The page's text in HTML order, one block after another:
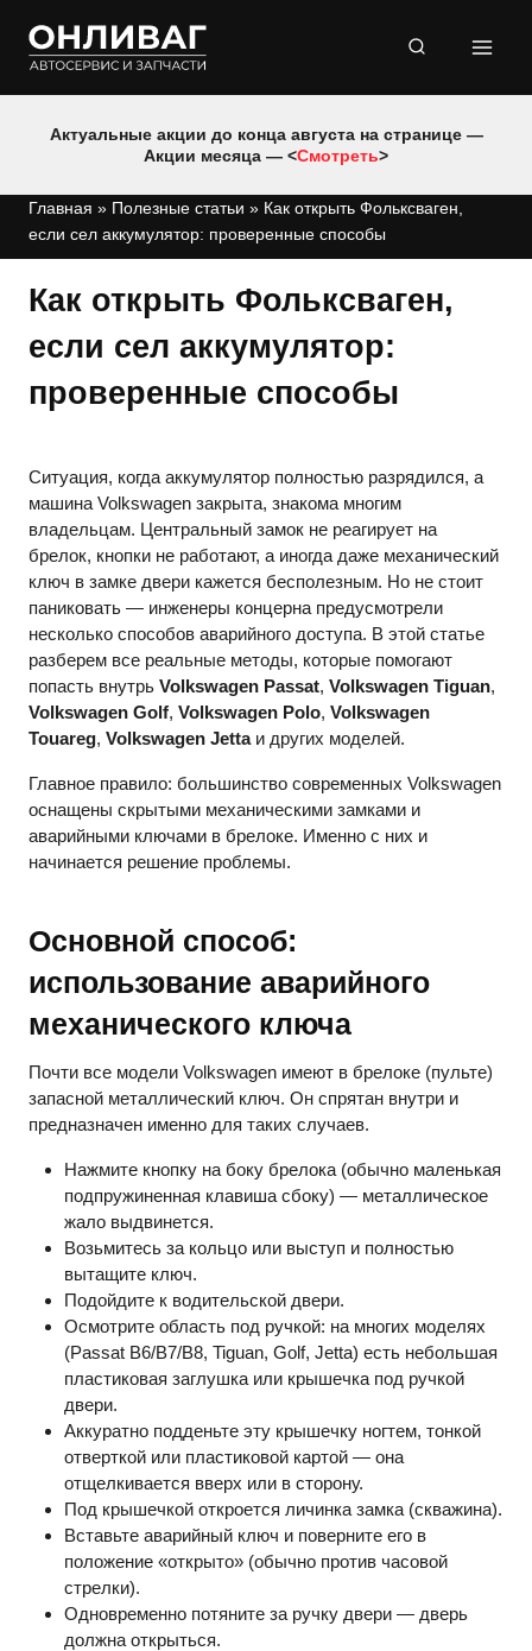
содержимому
Актуальные акции до конца августа на странице —
Акции месяца — <Смотреть>
Главная » Полезные статьи » Как открыть Фольксваген,
если сел аккумулятор: проверенные способы
Как открыть Фольксваген,
если сел аккумулятор:
проверенные способы
Ситуация, когда аккумулятор полностью разрядился, а
машина Volkswagen закрыта, знакома многим
владельцам. Центральный замок не реагирует на
брелок, кнопки не работают, а иногда даже механический
ключ в замке двери кажется бесполезным. Но не стоит
паниковать — инженеры концерна предусмотрели
несколько способов аварийного доступа. В этой статье
разберем все реальные методы, которые помогают
попасть внутрь Volkswagen Passat, Volkswagen Tiguan,
Volkswagen Golf, Volkswagen Polo, Volkswagen
Touareg, Volkswagen Jettaи других моделей.
Главное правило: большинство современных Volkswagen
оснащены скрытыми механическими замками и
аварийными ключами в брелоке. Именно с них и
начинается решение проблемы.
Основной способ:
использование аварийного
механического ключа
Почти все модели Volkswagen имеют в брелоке (пульте)
запасной металлический ключ. Он спрятан внутри и
предназначен именно для таких случаев.
Нажмите кнопку на боку брелока (обычно маленькая
подпружиненная клавиша сбоку) — металлическое
жало выдвинется.
Возьмитесь за кольцо или выступ и полностью
вытащите ключ.
Подойдите к водительской двери.
Осмотрите область под ручкой: на многих моделях
(Passat B6/B7/B8, Tiguan, Golf, Jetta) есть небольшая
пластиковая заглушка или крышечка под ручкой
двери.
Аккуратно подденьте эту крышечку ногтем, тонкой
отверткой или пластиковой картой — она
отщелкивается вверх или в сторону.
Под крышечкой откроется личинка замка (скважина).
Вставьте аварийный ключ и поверните его в
положение «открыто» (обычно против часовой
стрелки).
Одновременно потяните за ручку двери — дверь
должна открыться.